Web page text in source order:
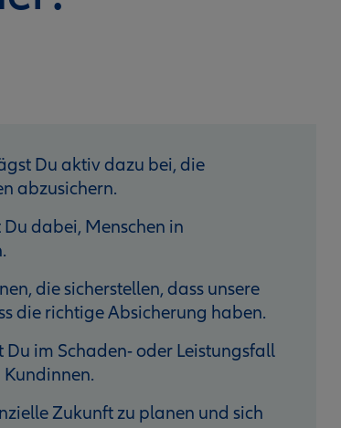
Du aktiv dazu bei, die
abzusichern.
dabei, Menschen in
die sicherstellen, dass unsere
die richtige Absicherung haben.
im Schaden- oder Leistungsfall
Zukunft zu planen und sich